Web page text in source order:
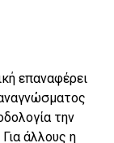
επαναφέρει
την
άλλους η